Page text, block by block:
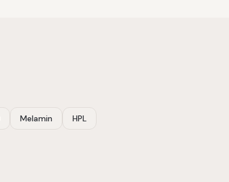
Melamin HPL